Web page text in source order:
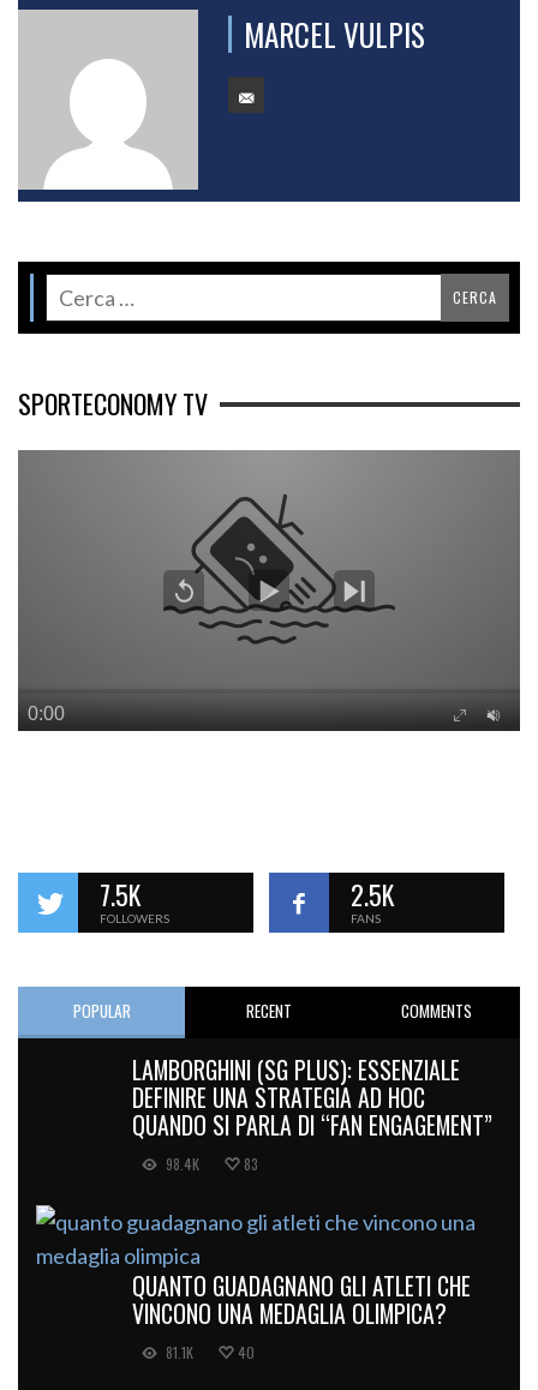
MARCEL VULPIS
SPORTECONOMY TV
7.5K
FOLLOWERS
2.5K
FANS
POPULAR RECENT COMMENTS
LAMBORGHINI (SG PLUS): ESSENZIALE
DEFINIRE UNA STRATEGIA AD HOC
QUANDO SI PARLA DI “FAN ENGAGEMENT”
98.4K 83
QUANTO GUADAGNANO GLI ATLETI CHE
VINCONO UNA MEDAGLIA OLIMPICA?
81.1K 40